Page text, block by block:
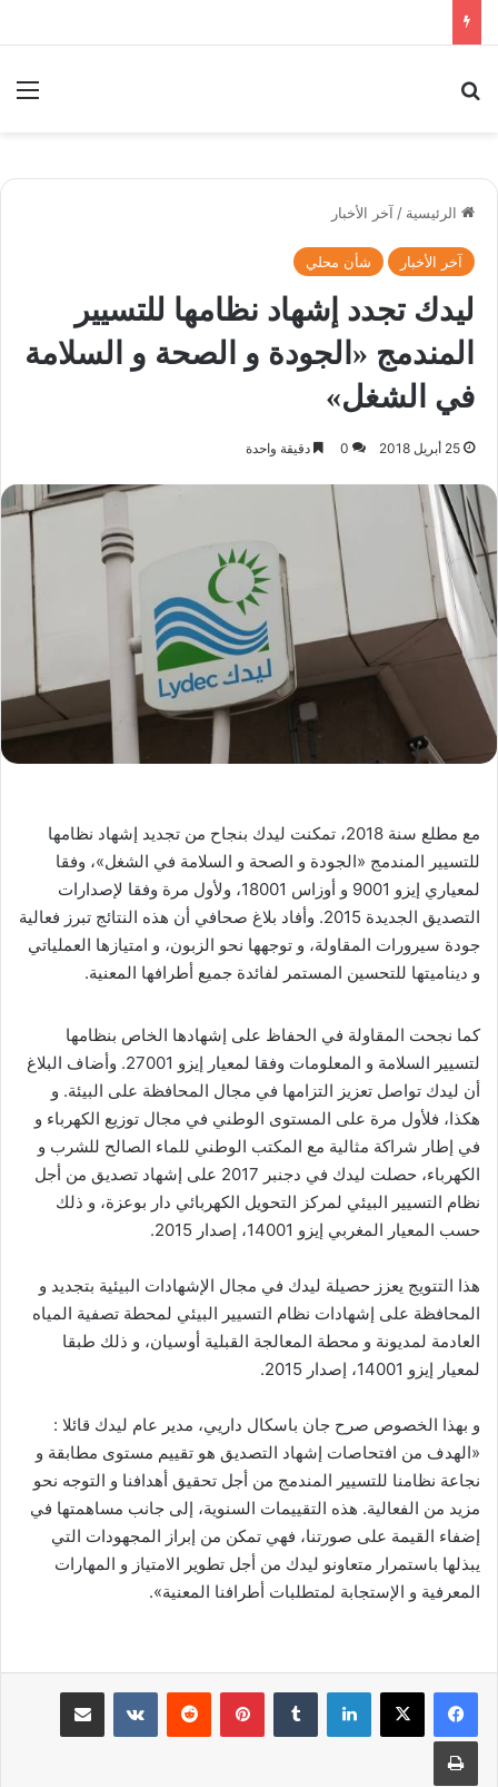
الرئيسية / آخر الأخبار
آخر الأخبار شأن محلي
ليدك تجدد إشهاد نظامها للتسيير
المندمج «الجودة و الصحة و السلامة
في الشغل»
25 أبريل 2018 0 دقيقة واحدة
مع مطلع سنة 2018، تمكنت ليدك بنجاح من تجديد إشهاد نظامها
للتسيير المندمج «الجودة و الصحة و السلامة في الشغل»، وفقا
لمعياري إيزو 9001 و أوزاس 18001، ولأول مرة وفقا لإصدارات
التصديق الجديدة 2015. وأفاد بلاغ صحافي أن هذه النتائج تبرز فعالية
جودة سيرورات المقاولة، و توجهها نحو الزبون، و امتيازها العملياتي
و ديناميتها للتحسين المستمر لفائدة جميع أطرافها المعنية.
كما نجحت المقاولة في الحفاظ على إشهادها الخاص بنظامها
لتسيير السلامة و المعلومات وفقا لمعيار إيزو 27001. وأضاف البلاغ
أن ليدك تواصل تعزيز التزامها في مجال المحافظة على البيئة. و
هكذا، فلأول مرة على المستوى الوطني في مجال توزيع الكهرباء و
في إطار شراكة مثالية مع المكتب الوطني للماء الصالح للشرب و
الكهرباء، حصلت ليدك في دجنبر 2017 على إشهاد تصديق من أجل
نظام التسيير البيئي لمركز التحويل الكهربائي دار بوعزة، و ذلك
حسب المعيار المغربي إيزو 14001، إصدار 2015.
هذا التتويج يعزز حصيلة ليدك في مجال الإشهادات البيئية بتجديد و
المحافظة على إشهادات نظام التسيير البيئي لمحطة تصفية المياه
العادمة لمديونة و محطة المعالجة القبلية أوسيان، و ذلك طبقا
لمعيار إيزو 14001، إصدار 2015.
و بهذا الخصوص صرح جان باسكال داريي، مدير عام ليدك قائلا :
«الهدف من افتحاصات إشهاد التصديق هو تقييم مستوى مطابقة و
نجاعة نظامنا للتسيير المندمج من أجل تحقيق أهدافنا و التوجه نحو
مزيد من الفعالية. هذه التقييمات السنوية، إلى جانب مساهمتها في
إضفاء القيمة على صورتنا، فهي تمكن من إبراز المجهودات التي
يبذلها باستمرار متعاونو ليدك من أجل تطوير الامتياز و المهارات
المعرفية و الإستجابة لمتطلبات أطرافنا المعنية».
لينكدإن بينتيريست مشاركة عبر البريد
طباعة